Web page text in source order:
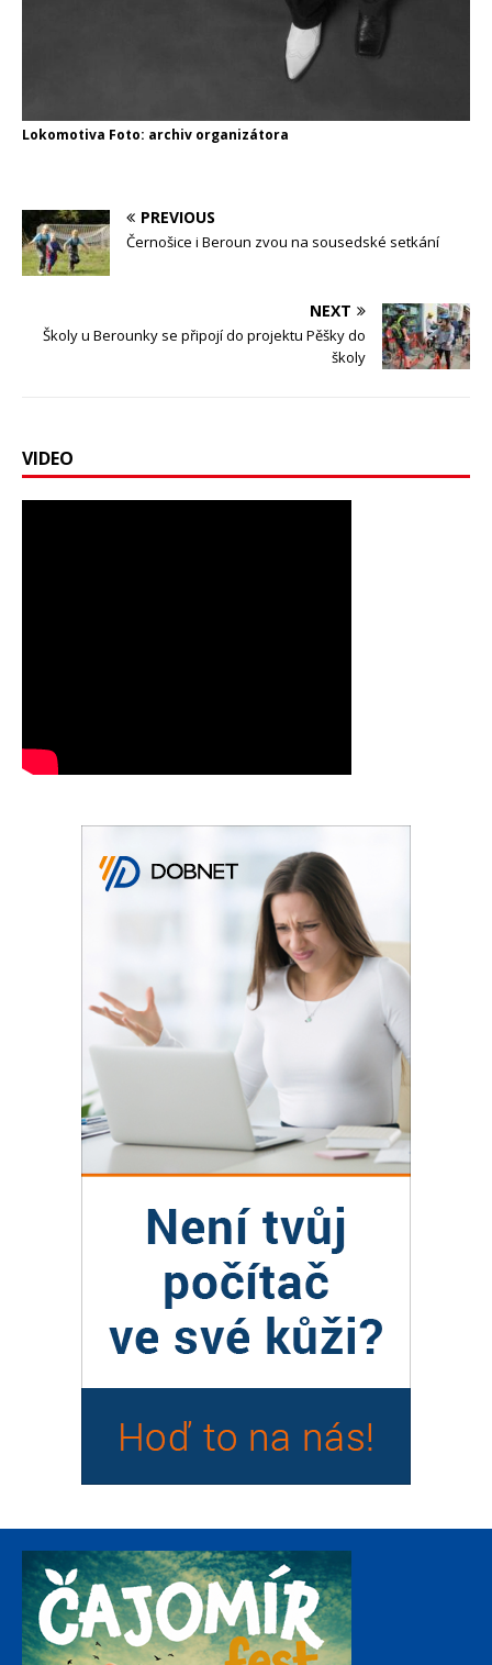
Lokomotiva Foto: archiv organizátora
PREVIOUS
Černošice i Beroun zvou na sousedské setkání
NEXT
Školy u Berounky se připojí do projektu Pěšky do
školy
VIDEO